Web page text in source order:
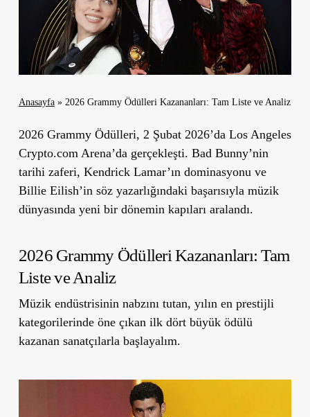
Anasayfa» 2026 Grammy Ödülleri Kazananları: Tam Liste ve Analiz
2026 Grammy Ödülleri, 2 Şubat 2026’da Los Angeles
Crypto.com Arena’da gerçekleşti. Bad Bunny’nin
tarihi zaferi, Kendrick Lamar’ın dominasyonu ve
Billie Eilish’in söz yazarlığındaki başarısıyla müzik
dünyasında yeni bir dönemin kapıları aralandı.
2026 Grammy Ödülleri Kazananları: Tam
Liste ve Analiz
Müzik endüstrisinin nabzını tutan, yılın en prestijli
kategorilerinde öne çıkan ilk dört büyük ödülü
kazanan sanatçılarla başlayalım.